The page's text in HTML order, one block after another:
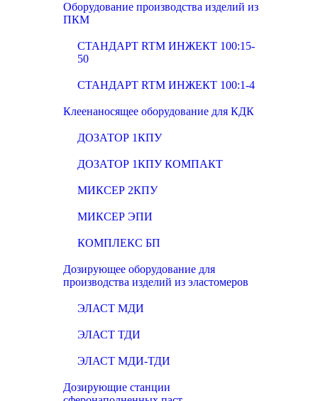
Оборудование производства изделий из
ПКМ
СТАНДАРТ RTM ИНЖЕКТ 100:15-
50
СТАНДАРТ RTM ИНЖЕКТ 100:1-4
Клеенаносящее оборудование для КДК
ДОЗАТОР 1КПУ
ДОЗАТОР 1КПУ КОМПАКТ
МИКСЕР 2КПУ
МИКСЕР ЭПИ
КОМПЛЕКС БП
Дозирующее оборудование для
производства изделий из эластомеров
ЭЛАСТ МДИ
ЭЛАСТ ТДИ
ЭЛАСТ МДИ-ТДИ
Дозирующие станции